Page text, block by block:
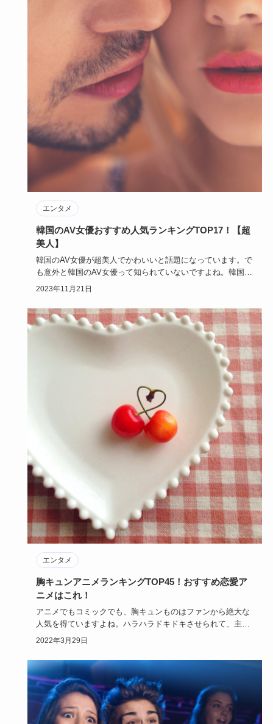
エンタメ
韓国のAV女優おすすめ人気ランキングTOP17！【超
美人】
韓国のAV女優が超美人でかわいいと話題になっています。で
も意外と韓国のAV女優って知られていないですよね。韓国の
AV女優に…
2023年11月21日
エンタメ
胸キュンアニメランキングTOP45！おすすめ恋愛ア
ニメはこれ！
アニメでもコミックでも、胸キュンものはファンから絶大な
人気を得ていますよね。ハラハラドキドキさせられて、主人
公に肩入れした…
2022年3月29日